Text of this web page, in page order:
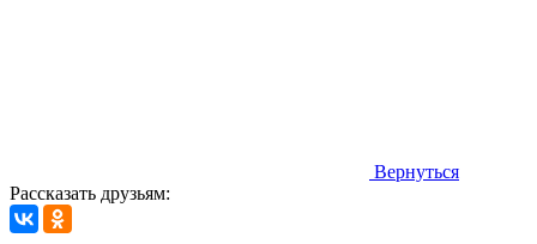
Вернуться
Рассказать друзьям: